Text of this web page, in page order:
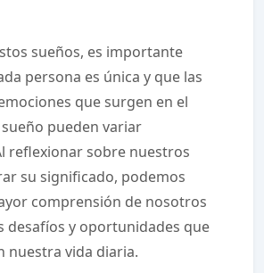
sueños, es importante
persona es única y que las
que surgen en el
pueden variar
reflexionar sobre nuestros
su significado, podemos
comprensión de nosotros
desafíos y oportunidades que
nuestra vida diaria.